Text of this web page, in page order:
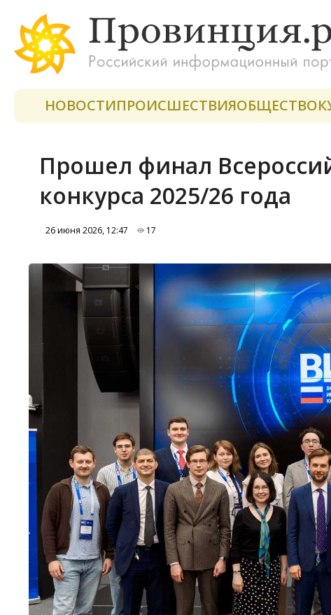
НОВОСТИПРОИСШЕСТВИЯОБЩЕСТВО
Прошел финал
конкурса 2025/26 года
26 июня 2026, 12:47 17